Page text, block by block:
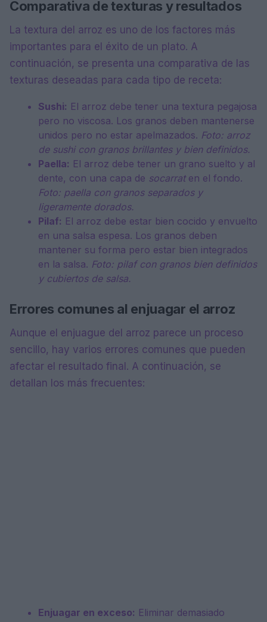
Comparativa de texturas y resultados
La textura del arroz es uno de los factores más
importantes para el éxito de un plato. A
continuación, se presenta una comparativa de las
texturas deseadas para cada tipo de receta:
Sushi: El arroz debe tener una textura pegajosa
pero no viscosa. Los granos deben mantenerse
unidos pero no estar apelmazados. Foto: arroz
de sushi con granos brillantes y bien definidos.
Paella: El arroz debe tener un grano suelto y al
dente, con una capa de socarraten el fondo.
Foto: paella con granos separados y
ligeramente dorados.
Pilaf: El arroz debe estar bien cocido y envuelto
en una salsa espesa. Los granos deben
mantener su forma pero estar bien integrados
en la salsa. Foto: pilaf con granos bien definidos
y cubiertos de salsa.
Errores comunes al enjuagar el arroz
Aunque el enjuague del arroz parece un proceso
sencillo, hay varios errores comunes que pueden
afectar el resultado final. A continuación, se
detallan los más frecuentes:
Enjuagar en exceso: Eliminar demasiado